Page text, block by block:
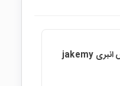
تاچ کش انبری jakemy